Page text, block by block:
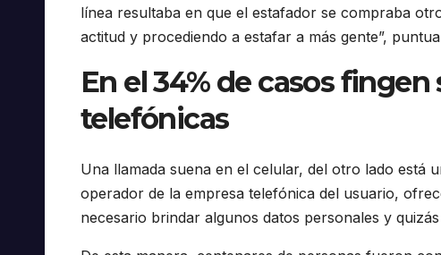
línea resultaba en que el estafador se compraba
actitud y procediendo a estafar a más gente”,
En el 34% de casos
telefónicas
Una llamada suena en el celular, del otro lado está
operador de la empresa telefónica del usuario,
necesario brindar algunos datos personales y